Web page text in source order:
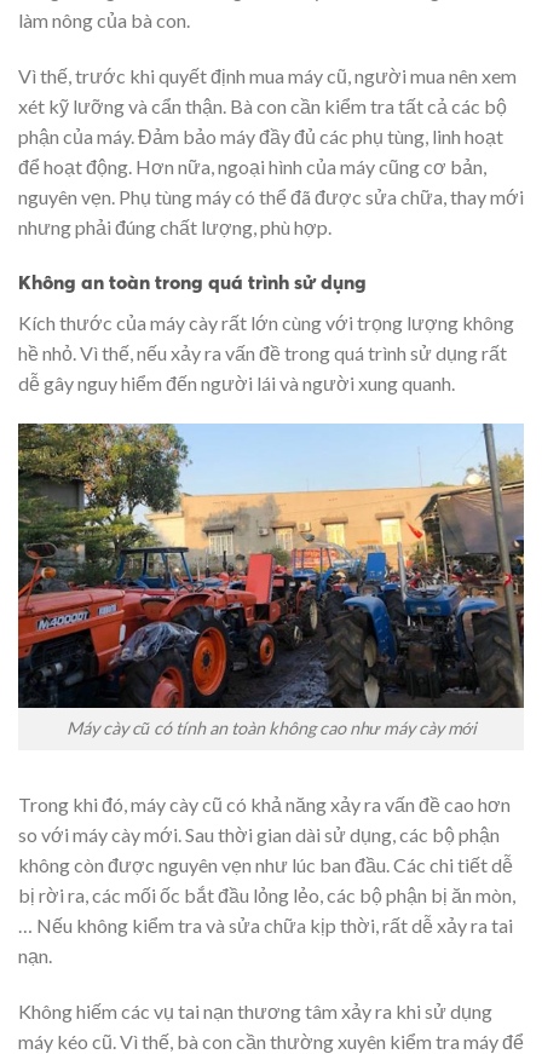
làm nông của bà con.
Vì thế, trước khi quyết định mua máy cũ, người mua nên xem
xét kỹ lưỡng và cẩn thận. Bà con cần kiểm tra tất cả các bộ
phận của máy. Đảm bảo máy đầy đủ các phụ tùng, linh hoạt
để hoạt động. Hơn nữa, ngoại hình của máy cũng cơ bản,
nguyên vẹn. Phụ tùng máy có thể đã được sửa chữa, thay mới
nhưng phải đúng chất lượng, phù hợp.
Không an toàn trong quá trình sử dụng
Kích thước của máy cày rất lớn cùng với trọng lượng không
hề nhỏ. Vì thế, nếu xảy ra vấn đề trong quá trình sử dụng rất
dễ gây nguy hiểm đến người lái và người xung quanh.
Máy cày cũ có tính an toàn không cao như máy cày mới
Trong khi đó, máy cày cũ có khả năng xảy ra vấn đề cao hơn
so với máy cày mới. Sau thời gian dài sử dụng, các bộ phận
không còn được nguyên vẹn như lúc ban đầu. Các chi tiết dễ
bị rời ra, các mối ốc bắt đầu lỏng lẻo, các bộ phận bị ăn mòn,
… Nếu không kiểm tra và sửa chữa kịp thời, rất dễ xảy ra tai
nạn.
Không hiếm các vụ tai nạn thương tâm xảy ra khi sử dụng
máy kéo cũ. Vì thế, bà con cần thường xuyên kiểm tra máy để